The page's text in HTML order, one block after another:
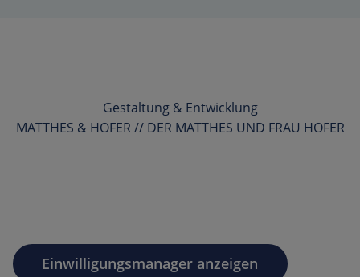
Gestaltung & Entwicklung
MATTHES & HOFER // DER MATTHES UND FRAU HOFER
Einwilligungsmanager anzeigen